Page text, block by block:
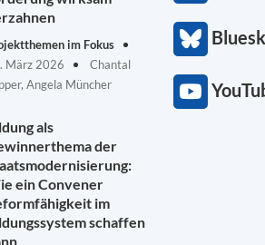
im Fokus
März 2026
Chantal
Angela Müncher
als
der
ein Convener
im
schaffen